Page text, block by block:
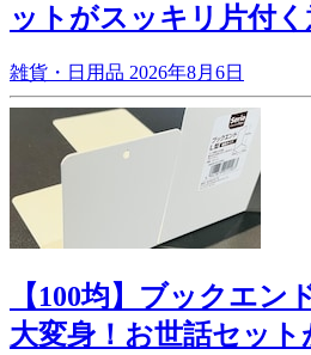
ットがスッキリ片付
雑貨・日用品 2026年8月6日
【100均】ブックエン
大変身！お世話セッ